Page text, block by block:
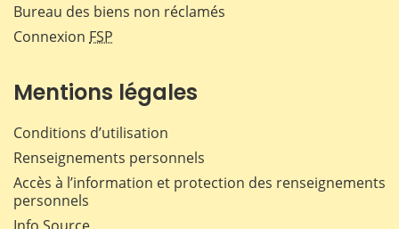
Bureau des biens non réclamés
Connexion FSP
Mentions légales
Conditions d’utilisation
Renseignements personnels
Accès à l’information et protection des renseignements
personnels